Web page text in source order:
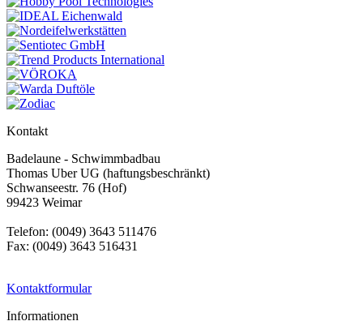
Kontakt
Badelaune - Schwimmbadbau
Thomas Uber UG (haftungsbeschränkt)
Schwanseestr. 76 (Hof)
99423 Weimar
Telefon: (0049) 3643 511476
Fax: (0049) 3643 516431
Kontaktformular
Informationen